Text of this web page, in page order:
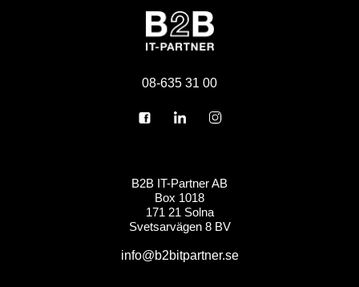
08-635 31 00
B2B IT-Partner AB
Box 1018
171 21 Solna
Svetsarvägen 8 BV
info@b2bitpartner.se